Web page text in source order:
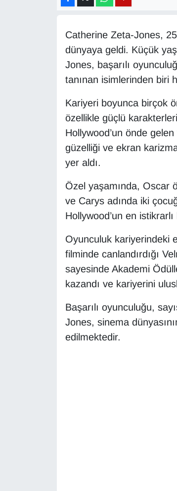
Catherine Zeta-Jones,
dünyaya geldi. Küçük
Jones, başarılı
tanınan isimlerinden biri
Kariyeri boyunca birçok
özellikle güçlü
Hollywood’un önde
güzelliği ve ekran
yer aldı.
Özel yaşamında, Oscar
ve Carys adında iki
Hollywood’un en
Oyunculuk kariyerindeki
filminde canlandırdığı
sayesinde Akademi
kazandı ve kariyerini
Başarılı oyunculuğu,
Jones, sinema
edilmektedir.
En çok konuşulanlar